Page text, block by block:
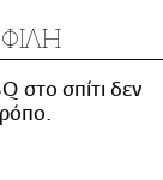
στο σπίτι δεν